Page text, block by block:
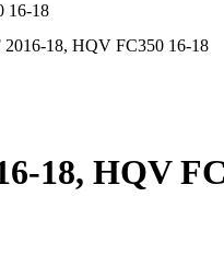
16-18
18, HQV FC350 16-18
18, HQV